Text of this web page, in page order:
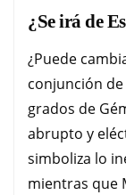
¿Se irá de
¿Puede
conjunción
grados de
abrupto y
simboliza lo
mientras que